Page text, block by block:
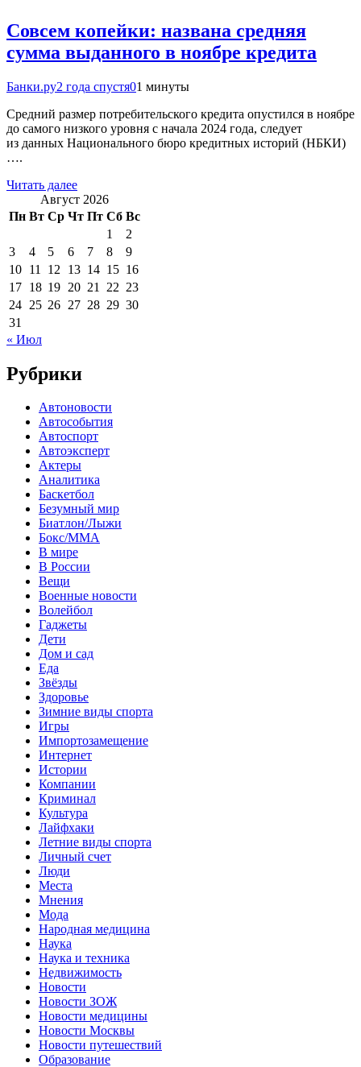
Совсем копейки: названа средняя
сумма выданного в ноябре кредита
Банки.ру2 года спустя01 минуты
Средний размер потребительского кредита опустился в ноябре
до самого низкого уровня с начала 2024 года, следует
из данных Национального бюро кредитных историй (НБКИ)
….
Читать далее
Август 2026
Пн Вт Ср Чт Пт Сб Вс
1
2
3
4 5 6 7 8
9
10 11 12 13 14 15 16
17 18 19 20 21 22 23
24 25 26 27 28 29 30
31
« Июл
Рубрики
Автоновости
Автособытия
Автоспорт
Автоэксперт
Актеры
Аналитика
Баскетбол
Безумный мир
Биатлон/Лыжи
Бокс/MMA
В мире
В России
Вещи
Военные новости
Волейбол
Гаджеты
Дети
Дом и сад
Еда
Звёзды
Здоровье
Зимние виды спорта
Игры
Импортозамещение
Интернет
Истории
Компании
Криминал
Культура
Лайфхаки
Летние виды спорта
Личный счет
Люди
Места
Мнения
Мода
Народная медицина
Наука
Наука и техника
Недвижимость
Новости
Новости ЗОЖ
Новости медицины
Новости Москвы
Новости путешествий
Образование